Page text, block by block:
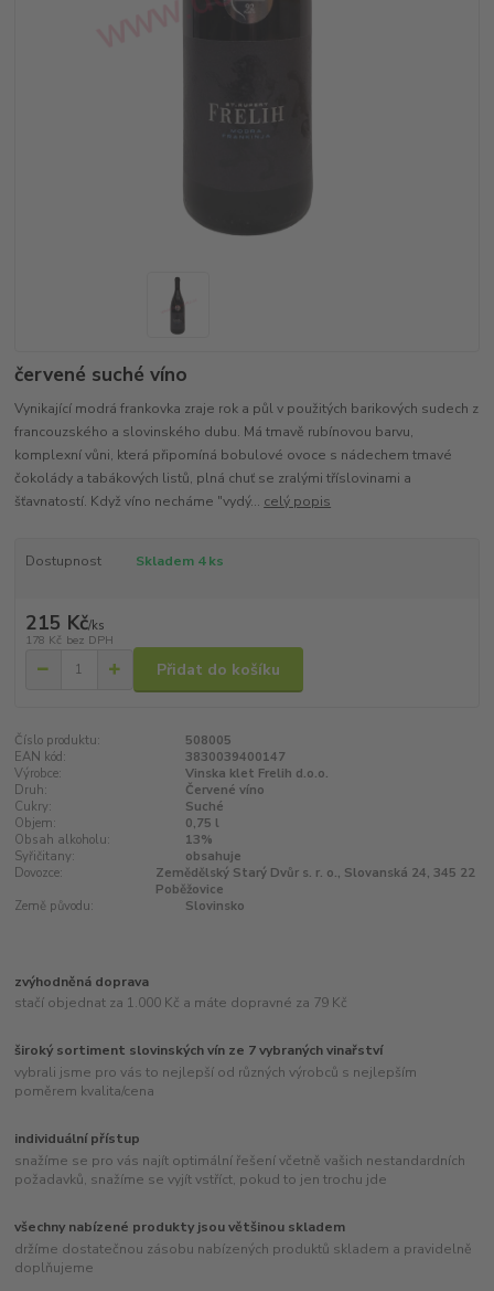
červené suché víno
Vynikající modrá frankovka zraje rok a půl v použitých barikových sudech z
francouzského a slovinského dubu. Má tmavě rubínovou barvu,
komplexní vůni, která připomíná bobulové ovoce s nádechem tmavé
čokolády a tabákových listů, plná chuť se zralými tříslovinami a
šťavnatostí. Když víno necháme "vydý... celý popis
Dostupnost Skladem 4 ks
215 Kč/ks
178 Kč bez DPH
Přidat do košíku
Číslo produktu:
508005
EAN kód:
3830039400147
Výrobce:
Vinska klet Frelih d.o.o.
Druh:
Červené víno
Cukry:
Suché
Objem:
0,75 l
Obsah alkoholu:
13%
Syřičitany:
obsahuje
Dovozce:
Zemědělský Starý Dvůr s. r. o., Slovanská 24, 345 22
Poběžovice
Země původu:
Slovinsko
zvýhodněná doprava
stačí objednat za 1.000 Kč a máte dopravné za 79 Kč
široký sortiment slovinských vín ze 7 vybraných vinařství
vybrali jsme pro vás to nejlepší od různých výrobců s nejlepším
poměrem kvalita/cena
individuální přístup
snažíme se pro vás najít optimální řešení včetně vašich nestandardních
požadavků, snažíme se vyjít vstříct, pokud to jen trochu jde
všechny nabízené produkty jsou většinou skladem
držíme dostatečnou zásobu nabízených produktů skladem a pravidelně
doplňujeme